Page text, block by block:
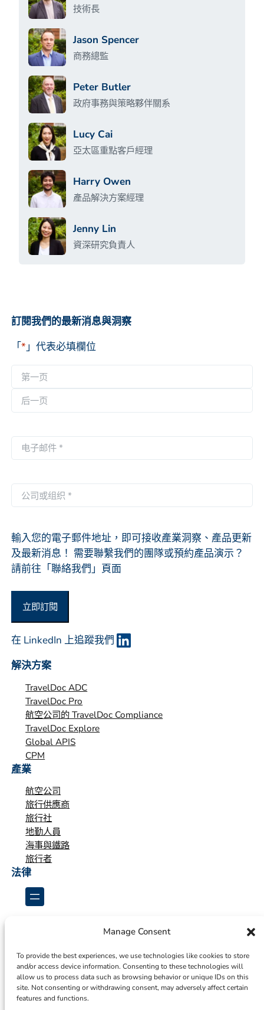
Manage Consent
To provide the best experiences, we use technologies like cookies to store
and/or access device information. Consenting to these technologies will
allow us to process data such as browsing behavior or unique IDs on this
site. Not consenting or withdrawing consent, may adversely affect certain
features and functions.
技術長
Jason Spencer
商務總監
Peter Butler
政府事務與策略夥伴關系
Lucy Cai
亞太區重點客戶經理
Harry Owen
產品解決方案經理
Jenny Lin
資深研究負責人
訂閱我們的最新消息與洞察
「*」代表必填欄位
称
一
一
子
件
*
司
组
织
*
輸入您的電子郵件地址，即可接收產業洞察、產品更新
及最新消息！ 需要聯繫我們的團隊或預約產品演示？
請前往「聯絡我們」頁面
立即訂閱
在 LinkedIn 上追蹤我們
解決方案
TravelDoc ADC
TravelDoc Pro
航空公司的 TravelDoc Compliance
TravelDoc Explore
Global APIS
CPM
產業
航空公司
旅行供應商
旅行社
地勤人員
海事與鐵路
旅行者
法律